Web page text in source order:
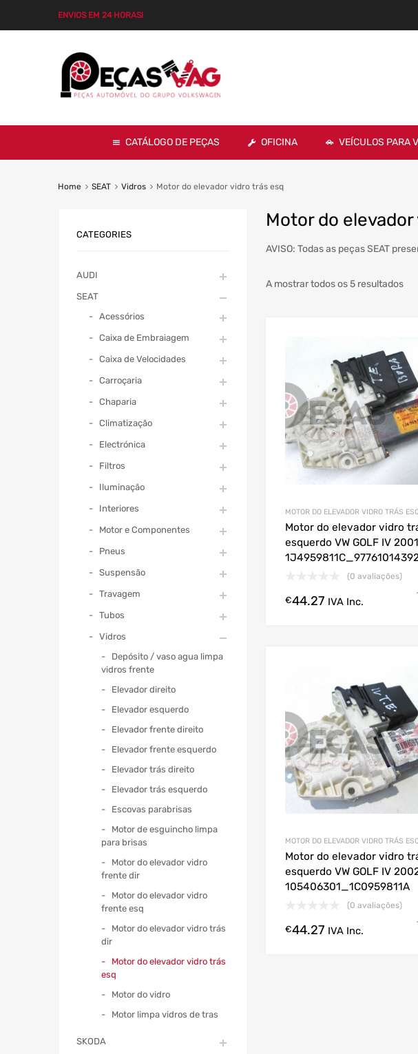
ENVIOS EM 24 HORAS!
CATÁLOGO DE PEÇAS OFICINA VEÍCULOS PARA
Home SEAT Vidros Motor do elevador vidro trás esq
Motor do
AVISO: Todas as peças SEAT
A mostrar todos os 5 resultados
MOTOR DO ELEVADOR VIDRO TRÁS
Motor do elevador vidro
esquerdo VW GOLF IV 2001
(0 avaliações)
€44.27 IVA Inc.
MOTOR DO ELEVADOR VIDRO TRÁS
Motor do elevador vidro
esquerdo VW GOLF IV
105406301_1C0959811A
(0 avaliações)
€44.27 IVA Inc.
CATEGORIES
AUDI
SEAT
Acessórios
Caixa de Embraiagem
Caixa de Velocidades
Carroçaria
Chaparia
Climatização
Electrónica
Filtros
Iluminação
Interiores
Motor e Componentes
Pneus
Suspensão
Travagem
Tubos
Vidros
Depósito / vaso agua limpa
vidros frente
Elevador direito
Elevador esquerdo
Elevador frente direito
Elevador frente esquerdo
Elevador trás direito
Elevador trás esquerdo
Escovas parabrisas
Motor de esguincho limpa
para brisas
Motor do elevador vidro
frente dir
Motor do elevador vidro
frente esq
Motor do elevador vidro trás
dir
Motor do elevador vidro trás
esq
Motor do vidro
Motor limpa vidros de tras
SKODA